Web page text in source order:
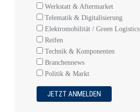
Werkstatt & Aftermarket
Telematik & Digitalisierung
Elektromobilität / Green Logistics
Reifen
Technik & Komponenten
Branchennews
Politik & Markt